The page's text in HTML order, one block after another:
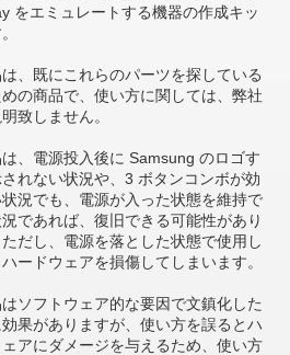
をエミュレートする機器の作成キッ
、既にこれらのパーツを探している
の商品で、使い方に関しては、弊社
致しません。
、電源投入後に Samsung のロゴす
されない状況や、3 ボタンコンボが効
況でも、電源が入った状態を維持で
況であれば、復旧できる可能性があり
ただし、電源を落とした状態で使用し
ードウェアを損傷してしまいます。
ソフトウェア的な要因で文鎮化した
果がありますが、使い方を誤るとハ
アにダメージを与えるため、使い方